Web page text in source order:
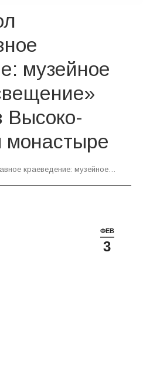
музейное
Высоко-
монастыре
краеведение: музейное…
ФЕВ
3